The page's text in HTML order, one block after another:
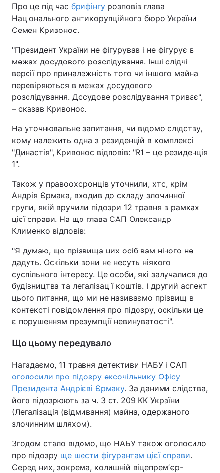
Про це під час брифінгу розповів глава
Національного антикорупційного бюро України
Семен Кривонос.
"Президент України не фігурував і не фігурує в
межах досудового розслідування. Інші слідчі
версії про приналежність того чи іншого майна
перевіряються в межах досудового
розслідування. Досудове розслідування триває",
– сказав Кривонос.
На уточнювальне запитання, чи відомо слідству,
кому належить одна з резиденцій в комплексі
"Династія", Кривонос відповів: "R1 – це резиденція
1".
Також у правоохоронців уточнили, хто, крім
Андрія Єрмака, входив до складу злочинної
групи, якій вручили підозри 12 травня в рамках
цієї справи. На що глава САП Олександр
Клименко відповів:
"Я думаю, що прізвища цих осіб вам нічого не
дадуть. Оскільки вони не несуть ніякого
суспільного інтересу. Це особи, які залучалися до
будівництва та легалізації коштів. І другий аспект
цього питання, що ми не називаємо прізвищ в
контексті повідомлення про підозру, оскільки це
є порушенням презумпції невинуватості".
Що цьому передувало
Нагадаємо, 11 травня детективи НАБУ і САП
оголосили про підозру ексочільнику Офісу
Президента Андрієві Єрмаку. За даними слідства,
його підозрюють за ч. 3 ст. 209 КК України
(Легалізація (відмивання) майна, одержаного
злочинним шляхом).
Згодом стало відомо, що НАБУ також оголосило
про підозру ще шести фігурантам цієї справи.
Серед них, зокрема, колишній віцепремʼєр-